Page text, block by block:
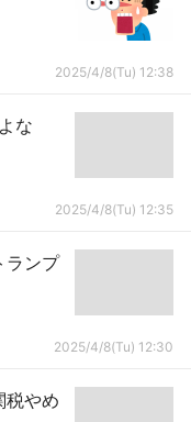
2025/4/8(Tu) 12:38
な
2025/4/8(Tu) 12:35
ランプ
2025/4/8(Tu) 12:30
税やめ